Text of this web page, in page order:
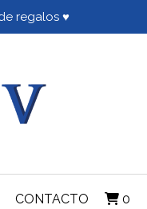
regalos ♥
CONTACTO 0